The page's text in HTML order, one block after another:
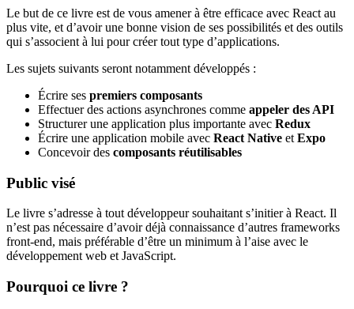
Le but de ce livre est de vous amener à être efficace avec React au
plus vite, et d’avoir une bonne vision de ses possibilités et des outils
qui s’associent à lui pour créer tout type d’applications.
Les sujets suivants seront notamment développés :
Écrire ses premiers composants
Effectuer des actions asynchrones comme appeler des API
Structurer une application plus importante avec Redux
Écrire une application mobile avec React Native et Expo
Concevoir des composants réutilisables
Public visé
Le livre s’adresse à tout développeur souhaitant s’initier à React. Il
n’est pas nécessaire d’avoir déjà connaissance d’autres frameworks
front-end, mais préférable d’être un minimum à l’aise avec le
développement web et JavaScript.
Pourquoi ce livre ?